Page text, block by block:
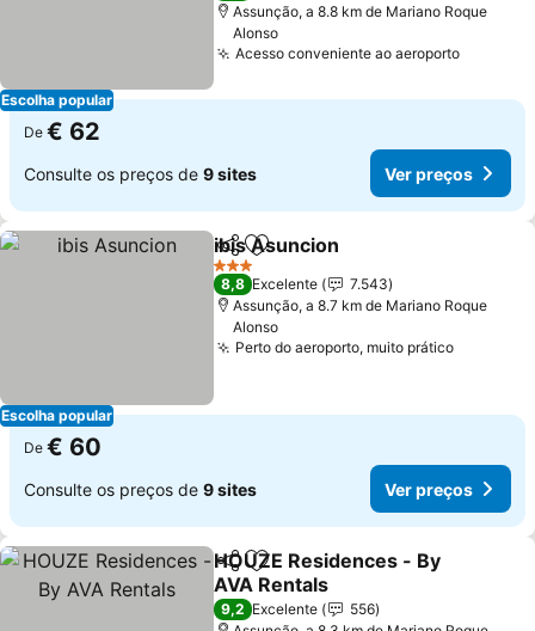
Escolha popular
Assunção, a 8.8 km de Mariano Roque
Alonso
Acesso conveniente ao aeroporto
De € 62
Consulte os preços de 9 sites Ver preços
Escolha popular
PartilharAdicionar aos favoritos
ibis Asuncion
3 Estrelas
8,8 Excelente
7.543
Assunção, a 8.7 km de Mariano Roque
Alonso
Perto do aeroporto, muito prático
De € 60
Consulte os preços de 9 sites Ver preços
PartilharAdicionar aos favoritos
HOUZE Residences - By
AVA Rentals
9,2 Excelente
556